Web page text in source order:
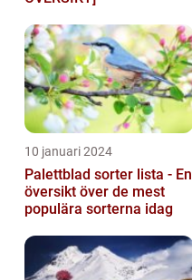
10 januari 2024
Palettblad sorter lista - En
översikt över de mest
populära sorterna idag